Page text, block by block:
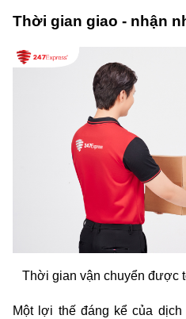
Thời gian giao - nhận
Thời gian vận chuyển được
Một lợi thế đáng kể của